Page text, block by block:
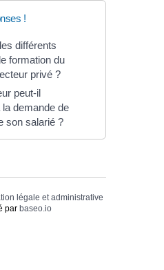
!
différents
formation du
privé ?
peut-il
demande de
son salarié ?
légale et administrative
par baseo.io